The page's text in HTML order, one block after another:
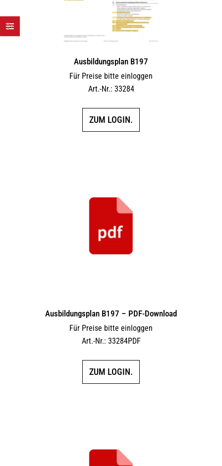
Ausbildungsplan B197
Für Preise bitte einloggen
Art.-Nr.: 33284
ZUM LOGIN.
Ausbildungsplan B197 – PDF-Download
Für Preise bitte einloggen
Art.-Nr.: 33284PDF
ZUM LOGIN.